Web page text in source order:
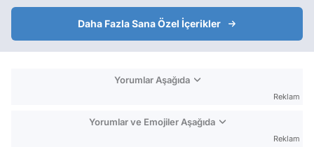
Daha Fazla Sana Özel İçerikler
Yorumlar Aşağıda
Reklam
Yorumlar ve Emojiler Aşağıda
Reklam